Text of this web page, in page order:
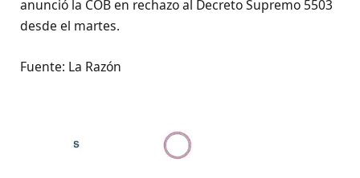
anunció la COB en rechazo al Decreto Supremo 5503
desde el martes.
Fuente: La Razón